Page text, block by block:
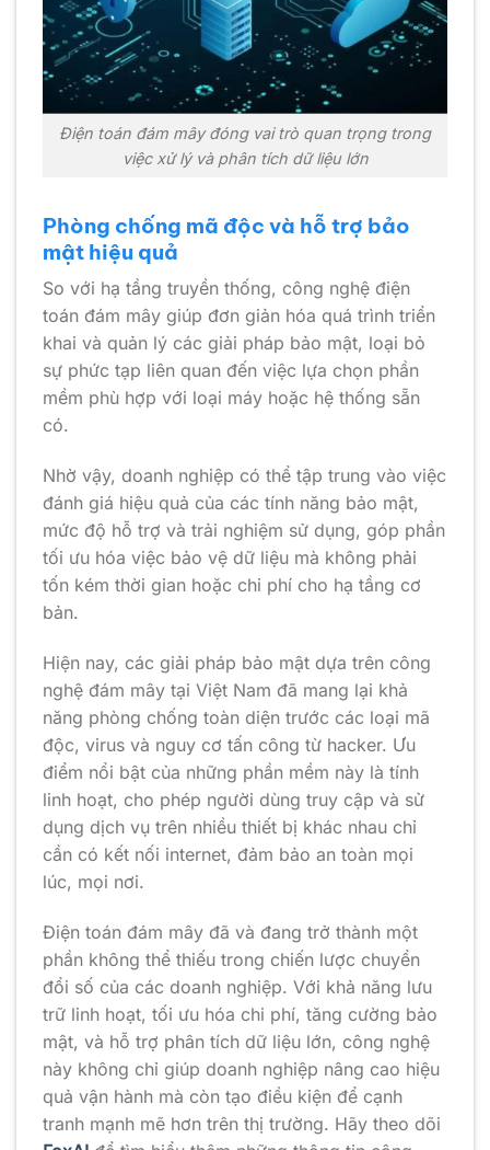
Điện toán đám mây đóng vai trò quan trọng trong
việc xử lý và phân tích dữ liệu lớn
Phòng chống mã độc và hỗ trợ bảo
mật hiệu quả
So với hạ tầng truyền thống, công nghệ điện
toán đám mây giúp đơn giản hóa quá trình triển
khai và quản lý các giải pháp bảo mật, loại bỏ
sự phức tạp liên quan đến việc lựa chọn phần
mềm phù hợp với loại máy hoặc hệ thống sẵn
có.
Nhờ vậy, doanh nghiệp có thể tập trung vào việc
đánh giá hiệu quả của các tính năng bảo mật,
mức độ hỗ trợ và trải nghiệm sử dụng, góp phần
tối ưu hóa việc bảo vệ dữ liệu mà không phải
tốn kém thời gian hoặc chi phí cho hạ tầng cơ
bản.
Hiện nay, các giải pháp bảo mật dựa trên công
nghệ đám mây tại Việt Nam đã mang lại khả
năng phòng chống toàn diện trước các loại mã
độc, virus và nguy cơ tấn công từ hacker. Ưu
điểm nổi bật của những phần mềm này là tính
linh hoạt, cho phép người dùng truy cập và sử
dụng dịch vụ trên nhiều thiết bị khác nhau chỉ
cần có kết nối internet, đảm bảo an toàn mọi
lúc, mọi nơi.
Điện toán đám mây đã và đang trở thành một
phần không thể thiếu trong chiến lược chuyển
đổi số của các doanh nghiệp. Với khả năng lưu
trữ linh hoạt, tối ưu hóa chi phí, tăng cường bảo
mật, và hỗ trợ phân tích dữ liệu lớn, công nghệ
này không chỉ giúp doanh nghiệp nâng cao hiệu
quả vận hành mà còn tạo điều kiện để cạnh
tranh mạnh mẽ hơn trên thị trường. Hãy theo dõi